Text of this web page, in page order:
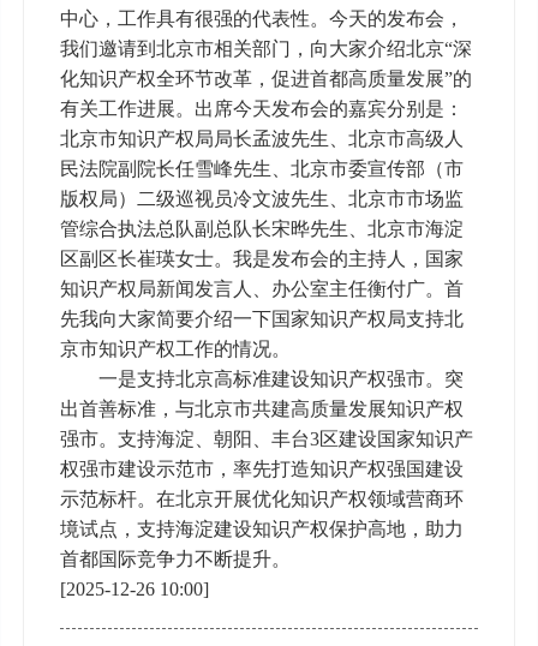
中心，工作具有很强的代表性。今天的发布会，
我们邀请到北京市相关部门，向大家介绍北京“深
化知识产权全环节改革，促进首都高质量发展”的
有关工作进展。出席今天发布会的嘉宾分别是：
北京市知识产权局局长孟波先生、北京市高级人
民法院副院长任雪峰先生、北京市委宣传部（市
版权局）二级巡视员冷文波先生、北京市市场监
管综合执法总队副总队长宋晔先生、北京市海淀
区副区长崔瑛女士。我是发布会的主持人，国家
知识产权局新闻发言人、办公室主任衡付广。首
先我向大家简要介绍一下国家知识产权局支持北
京市知识产权工作的情况。
一是支持北京高标准建设知识产权强市。突
出首善标准，与北京市共建高质量发展知识产权
强市。支持海淀、朝阳、丰台3区建设国家知识产
权强市建设示范市，率先打造知识产权强国建设
示范标杆。在北京开展优化知识产权领域营商环
境试点，支持海淀建设知识产权保护高地，助力
首都国际竞争力不断提升。
[2025-12-26 10:00]